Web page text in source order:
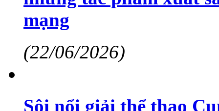
mạng
(22/06/2026)
Sôi nổi giải thể thao